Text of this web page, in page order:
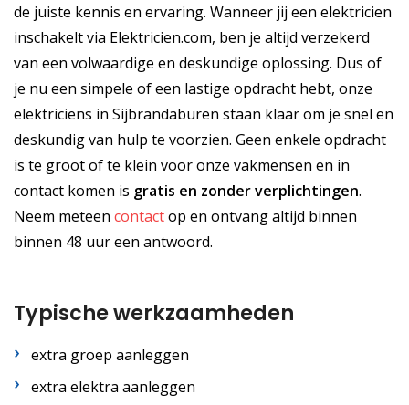
de juiste kennis en ervaring. Wanneer jij een elektricien
inschakelt via Elektricien.com, ben je altijd verzekerd
van een volwaardige en deskundige oplossing. Dus of
je nu een simpele of een lastige opdracht hebt, onze
elektriciens in Sijbrandaburen staan klaar om je snel en
deskundig van hulp te voorzien. Geen enkele opdracht
is te groot of te klein voor onze vakmensen en in
contact komen is gratis en zonder verplichtingen.
Neem meteen contactop en ontvang altijd binnen
binnen 48 uur een antwoord.
Typische werkzaamheden
extra groep aanleggen
extra elektra aanleggen